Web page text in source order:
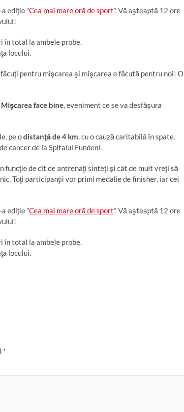
ediţie “Cea mai mare oră de sport“. Vă aşteaptă 12 ore
în total la ambele probe.
locului.
pentru mişcarea şi mişcarea e făcută pentru noi! O
face bine, eveniment ce se va desfăşura
pe odistanţă de 4 km, cu o cauză caritabilă în spate.
cancer de la Spitalul Fundeni.
funcţie de cît de antrenaţi sînteţi şi cât de mult vreţi să
Toţi participanţii vor primi medalie de finisher, iar cei
ediţie “Cea mai mare oră de sport“. Vă aşteaptă 12 ore
în total la ambele probe.
locului.
*